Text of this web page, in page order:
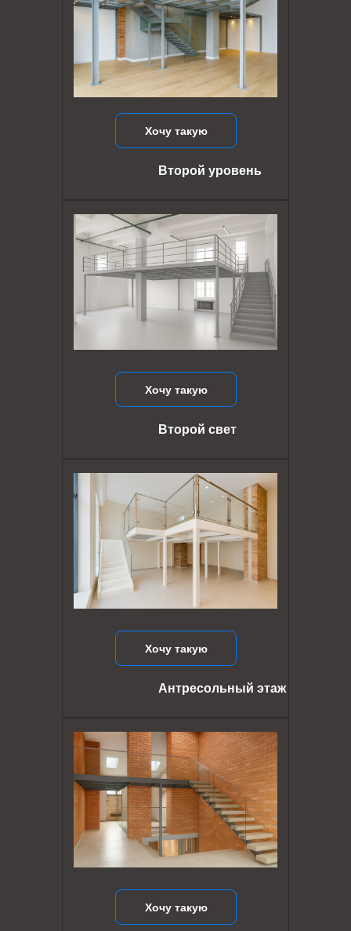
Хочу такую
Хочу такую
Антресольный этаж
Хочу такую
Второй свет
Хочу такую
Второй уровень